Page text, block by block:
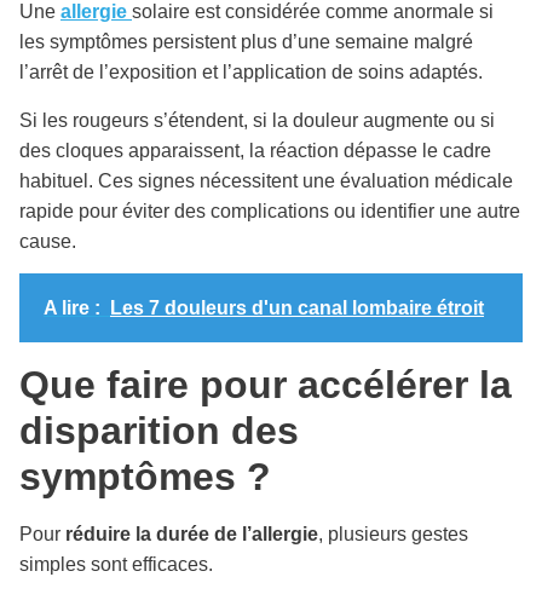
Une allergie solaire est considérée comme anormale si
les symptômes persistent plus d’une semaine malgré
l’arrêt de l’exposition et l’application de soins adaptés.
Si les rougeurs s’étendent, si la douleur augmente ou si
des cloques apparaissent, la réaction dépasse le cadre
habituel. Ces signes nécessitent une évaluation médicale
rapide pour éviter des complications ou identifier une autre
cause.
A lire : Les 7 douleurs d'un canal lombaire étroit
Que faire pour accélérer la
disparition des
symptômes ?
Pour réduire la durée de l’allergie, plusieurs gestes
simples sont efficaces.